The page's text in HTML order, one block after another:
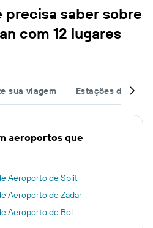
precisa saber sobre
com 12 lugares
sua viagem Estações de
aeroportos que
Aeroporto de Split
Aeroporto de Zadar
Aeroporto de Bol